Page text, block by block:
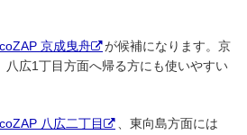
京成曳舟
が候補になります。京
八広1丁目方面へ帰る方にも使いやすい
八広二丁目
、東向島方面には